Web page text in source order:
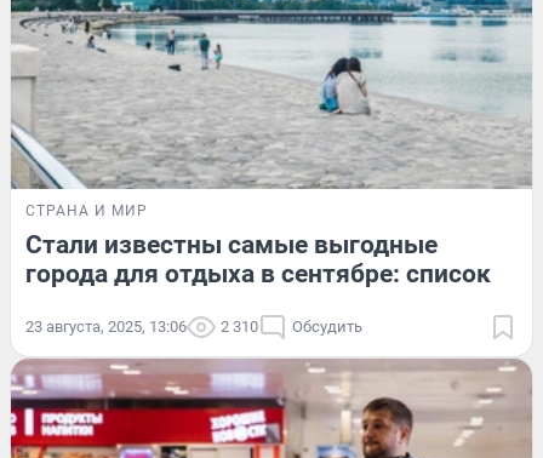
СТРАНА И МИР
Стали известны самые выгодные
города для отдыха в сентябре: список
23 августа, 2025, 13:06 2 310 Обсудить